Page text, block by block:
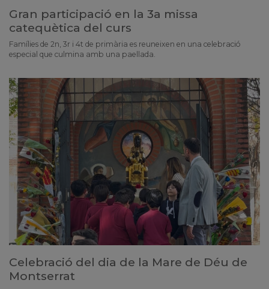
Gran participació en la 3a missa
catequètica del curs
Famílies de 2n, 3r i 4t de primària es reuneixen en una celebració
especial que culmina amb una paellada.
Celebració del dia de la Mare de Déu de
Montserrat